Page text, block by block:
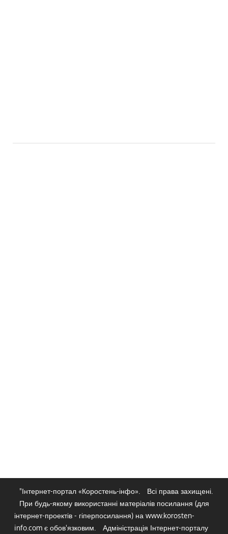
"Інтернет-портал «Коростень-інфо».
Всі права захищені.
При будь-якому використанні матеріалів посилання (для
інтернет-проектів - гіперпосилання) на www.korosten-
info.com є обов'язковим.
Адміністрація Інтернет-порталу